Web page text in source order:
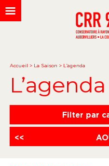
Accueil > La Saison > L’agenda
L’agenda
Filter par
<<